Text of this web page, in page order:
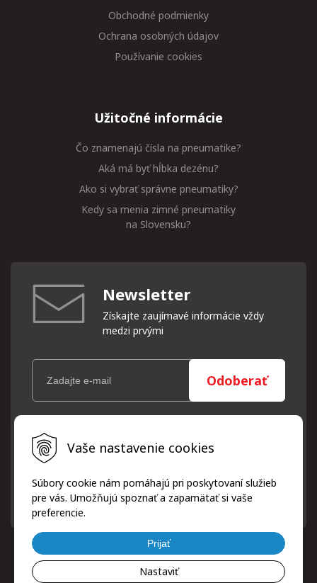
Vaše nastavenie cookies
Súbory cookie nám pomáhajú pri poskytovaní služieb
pre vás. Umožňujú spoznať a zapamätať si vaše
preferencie.
Prijať
Nastaviť
Obchodné podmienky
Ochrana osobných údajov
Používanie cookies
Užitočné informácie
Čo znamenajú čísla na pneumatike?
Aká má byť hĺbka dezénu?
Ako si vybrať správne pneumatiky?
Kedy sa menia zimné pneumatiky
na Slovensku?
Newsletter
Získajte zaujímavé informácie vždy
medzi prvými
Odoberať
Vaše osobné údaje (email) budeme spracovávať len za týmto
účelom v súlade s platnou legislatívou a zásadami ochrany
osobných údajov. Súhlas potvrdíte kliknutím na odkaz, ktorý
písomne, emailom alebo kliknutím na odkaz z ktoréhokoľvek
informačného emailu.
© 2026 ProfiPneuServis!